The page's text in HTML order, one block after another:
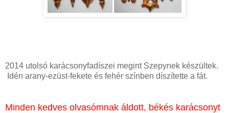
2014 utolsó karácsonyfadíszei megint Szepynek készültek.
Idén arany-ezüst-fekete és fehér színben díszítette a fát.
Minden kedves olvasómnak áldott, békés karácsonyt